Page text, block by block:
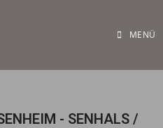
MENÜ
- SENHALS /